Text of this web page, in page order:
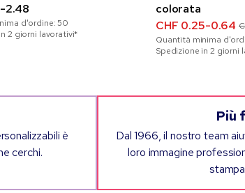
2.48
d'ordine:50
2 giorni lavorativi*
colorata
CHF 0.25-0.64
Quantità minima
Spedizione in 2 giorni
è
cerchi.
Più
Dal 1966, il nostro team
loro immagine